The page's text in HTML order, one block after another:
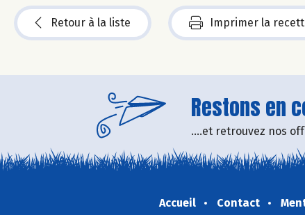
Retour à la liste Imprimer la
Restons en
....et retrouvez nos
Accueil Contact